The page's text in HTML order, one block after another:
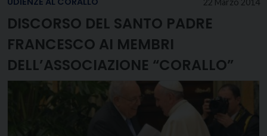
22 Marzo 2014
DISCORSO DEL SANTO PADRE
FRANCESCO AI MEMBRI
DELL’ASSOCIAZIONE “CORALLO”